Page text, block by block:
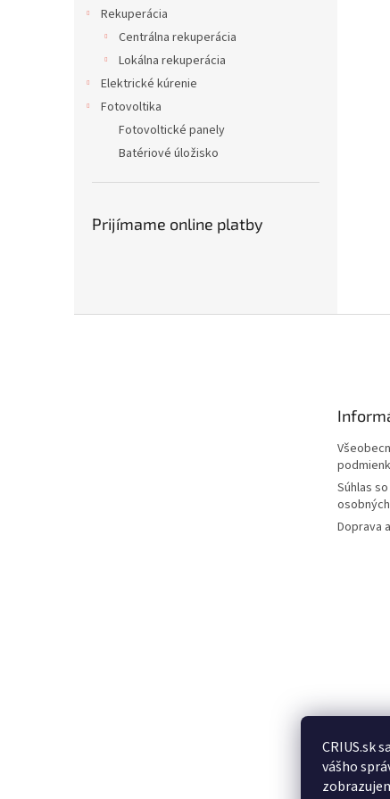
CRIUS.sk
vášho
Rekuperácia
Centrálna rekuperácia
Lokálna rekuperácia
Elektrické kúrenie
Fotovoltika
Fotovoltické panely
Batériové úložisko
Prijímame online platby
Súhlas
Doprava